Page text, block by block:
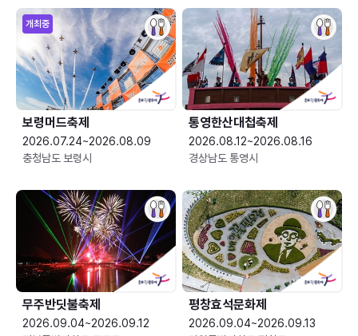
개최중
보령머드축제
2026.07.24~2026.08.09
충청남도 보령시
통영한산대첩축제
2026.08.12~2026.08.16
경상남도 통영시
무주반딧불축제
2026.09.04~2026.09.12
평창효석문화제
2026.09.04~2026.09.13